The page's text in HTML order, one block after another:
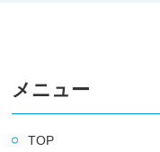
メニュー
TOP